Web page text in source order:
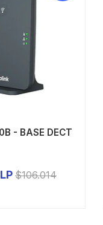
- BASE DECT
+
$106.014